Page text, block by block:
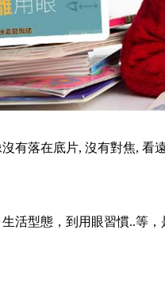
有落在底片, 沒有對焦, 看
活型態，到用眼習慣..等，